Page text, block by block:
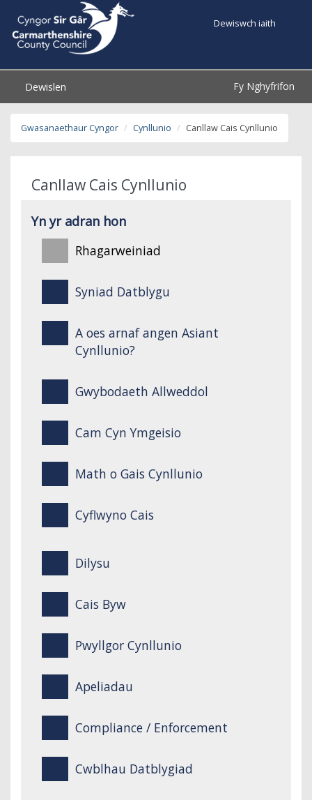
Dewiswch iaith
Dewislen Fy Nghyfrifon
Gwasanaethaur Cyngor Cynllunio Canllaw Cais Cynllunio
Canllaw Cais Cynllunio
Yn yr adran hon
Rhagarweiniad
Syniad Datblygu
A oes arnaf angen Asiant
Cynllunio?
Gwybodaeth Allweddol
Cam Cyn Ymgeisio
Math o Gais Cynllunio
Cyflwyno Cais
Dilysu
Cais Byw
Pwyllgor Cynllunio
Apeliadau
Compliance / Enforcement
Cwblhau Datblygiad